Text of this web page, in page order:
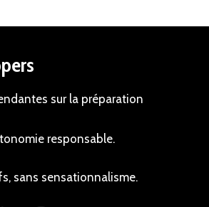
sur la préparation
responsable.
sans sensationnalisme.